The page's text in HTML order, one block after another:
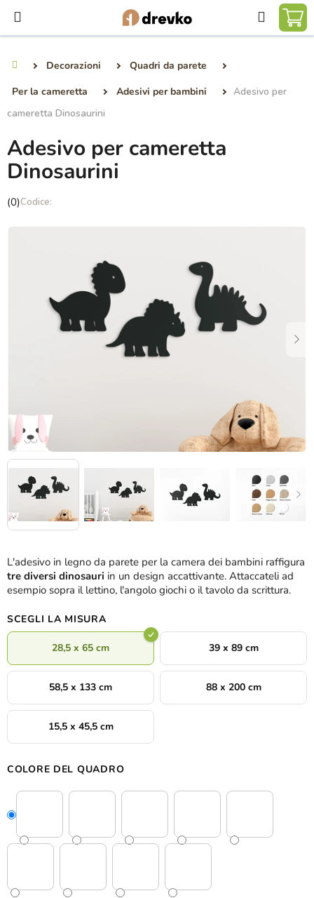
contenuto
Ricerca
Decorazioni
Quadri da parete
Per la cameretta
Adesivi per bambini
Adesivo per
cameretta Dinosaurini
L'adesivo in legno da parete per la camera dei bambini raffigura
tre diversi dinosauri in un design accattivante. Attaccateli ad
esempio sopra il lettino, l'angolo giochi o il tavolo da scrittura.
SCEGLI LA MISURA
28,5 x 65 cm 39 x 89 cm
58,5 x 133 cm 88 x 200 cm
15,5 x 45,5 cm
COLORE DEL QUADRO
Adesivo per cameretta
Dinosaurini
La
(0)